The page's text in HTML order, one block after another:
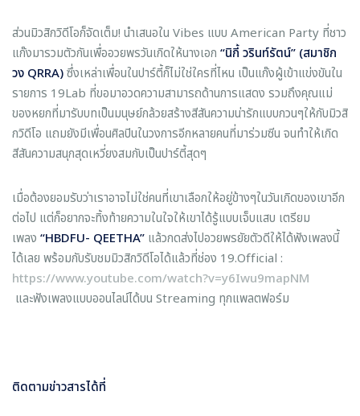
ส่วนมิวสิกวิดีโอก็จัดเต็ม! นำเสนอใน Vibes แบบ American Party ที่ชาว
แก๊งมารวมตัวกันเพื่ออวยพรวันเกิดให้นางเอก “นิกี้ วรินท์รัตน์” (สมาชิก
วง QRRA)ซึ่งเหล่าเพื่อนในปาร์ตี้ก็ไม่ใช่ใครที่ไหน เป็นแก๊งผู้เข้าแข่งขันใน
รายการ 19Lab ที่ขอมาอวดความสามารถด้านการแสดง รวมถึงคุณแม่
ของหยกที่มารับบทเป็นมนุษย์กล้วยสร้างสีสันความน่ารักแบบกวนๆให้กับมิวสิ
กวิดีโอ แถมยังมีเพื่อนศิลปินในวงการอีกหลายคนที่มาร่วมซีน จนทำให้เกิด
สีสันความสนุกสุดเหวี่ยงสมกับเป็นปาร์ตี้สุดๆ
เมื่อต้องยอมรับว่าเราอาจไม่ใช่คนที่เขาเลือกให้อยู่ข้างๆในวันเกิดของเขาอีก
ต่อไป แต่ก็อยากจะทิ้งท้ายความในใจให้เขาได้รู้แบบเจ็บแสบ เตรียม
เพลง “HBDFU- QEETHA” แล้วกดส่งไปอวยพรยัยตัวดีให้ได้ฟังเพลงนี้
ได้เลย พร้อมกับรับชมมิวสิกวิดีโอได้แล้วที่ช่อง 19.Official :
https://www.youtube.com/watch?v=y6Iwu9mapNM
และฟังเพลงแบบออนไลน์ได้บน Streaming ทุกแพลตฟอร์ม
ติดตามข่าวสารได้ที่